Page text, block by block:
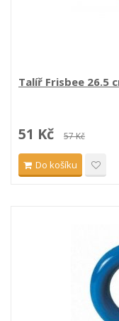
Talíř Frisbee 26.5
51 Kč 57 Kč
Do košíku